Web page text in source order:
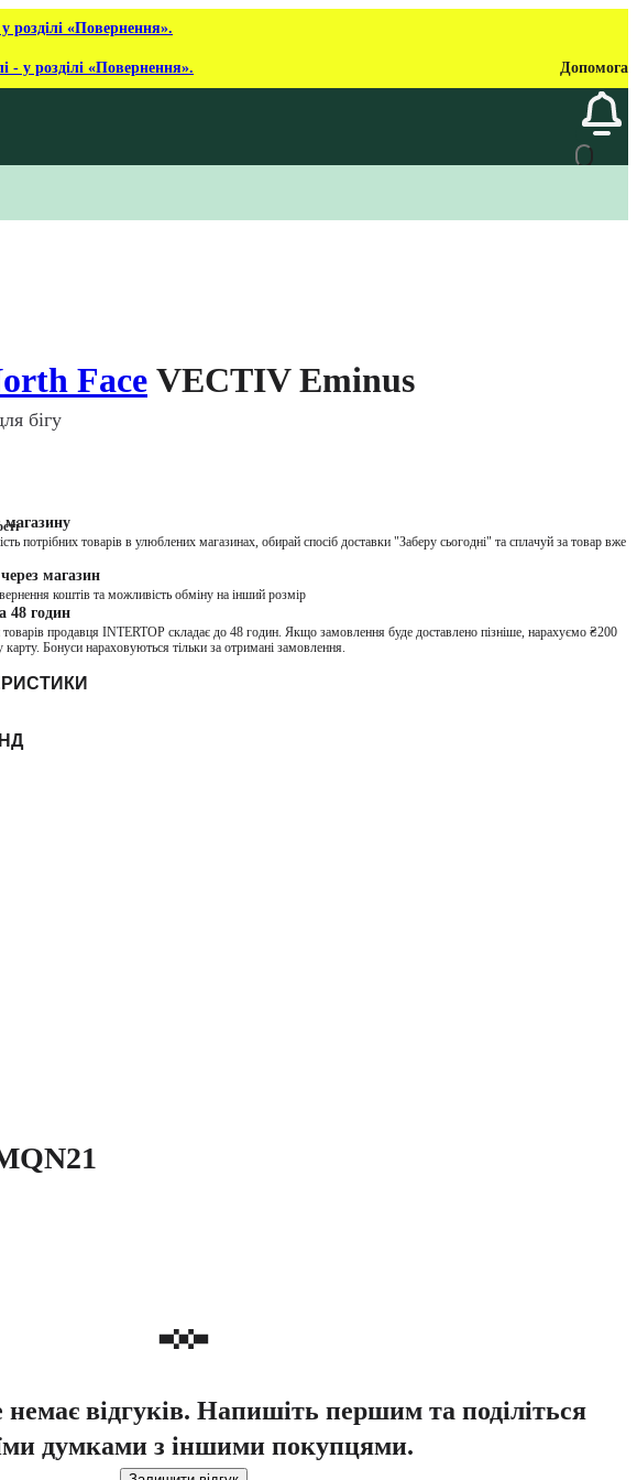
розділі «Повернення».
- у розділі «Повернення». Допомога
Face VECTIV Eminus
бігу
магазину
потрібних товарів в улюблених магазинах, обирай спосіб доставки "Заберу сьогодні" та сплачуй за товар вже
магазин
коштів та можливість обміну на інший розмір
48 годин
товарів продавця INTERTOP складає до 48 годин. Якщо замовлення буде доставлено пізніше, нарахуємо ₴200
Бонуси нараховуються тільки за отримані замовлення.
відгуків. Напишіть першим та поділіться
думками з іншими покупцями.